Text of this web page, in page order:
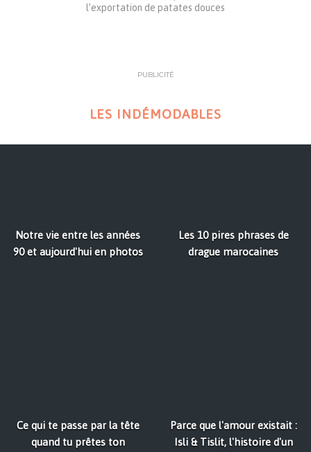
l’exportation de patates douces
PUBLICITÉ
LES INDÉMODABLES
Notre vie entre les années
90 et aujourd'hui en photos
Les 10 pires phrases de
drague marocaines
Ce qui te passe par la tête
quand tu prêtes ton
Parce que l'amour existait :
Isli & Tislit, l'histoire d'un